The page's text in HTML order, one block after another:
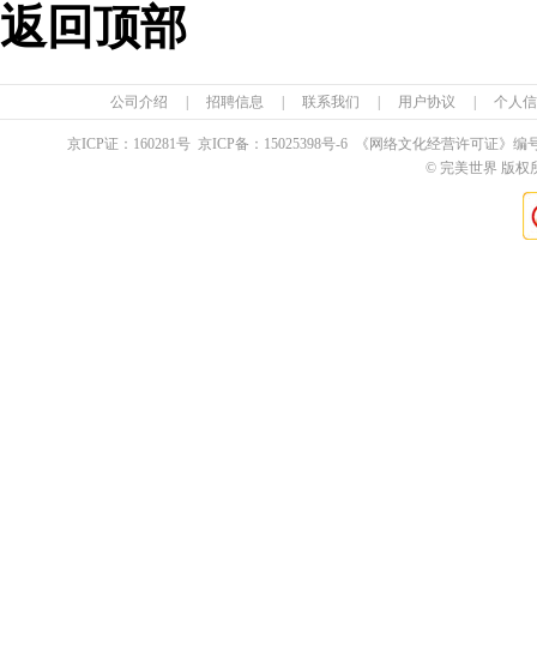
返回顶部
公司介绍 招聘信息 联系我们 用户协议 个人
京ICP证： 160281号 京ICP备： 15025398号-6 《网络文化经营许可证》编
© 完美世界 版权